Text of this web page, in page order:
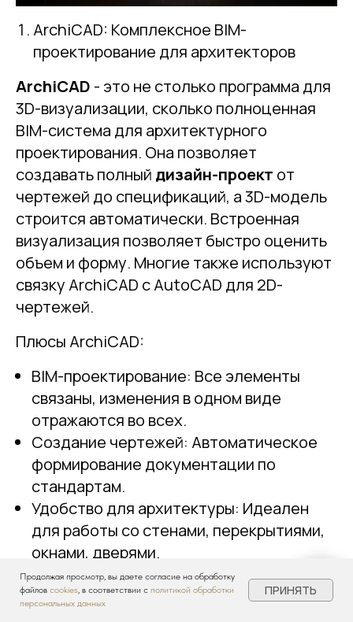
ArchiCAD: Комплексное BIM-
проектирование для архитекторов
ArchiCAD - это не столько программа для
3D-визуализации, сколько полноценная
BIM-система для архитектурного
проектирования. Она позволяет
создавать полный дизайн-проект от
чертежей до спецификаций, а 3D-модель
строится автоматически. Встроенная
визуализация позволяет быстро оценить
объем и форму. Многие также используют
связку ArchiCAD с AutoCAD для 2D-
чертежей.
Плюсы ArchiCAD:
BIM-проектирование: Все элементы
связаны, изменения в одном виде
отражаются во всех.
Создание чертежей: Автоматическое
формирование документации по
стандартам.
Удобство для архитектуры: Идеален
для работы со стенами, перекрытиями,
окнами, дверями.
Встроенная визуализация: Достаточно
для концептуальной работы.
Продолжая просмотр, вы даете согласие на обработку
файлов cookies, в соответствии с политикой обработки
персональных данных
ПРИНЯТЬ